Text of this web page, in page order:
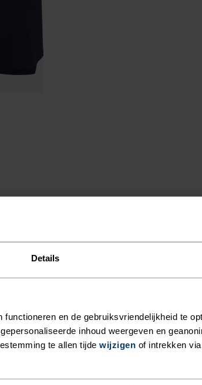
Details
en de gebruiksvriendelijkheid te
inhoud weergeven en
te allen tijde wijzigen of intrekken